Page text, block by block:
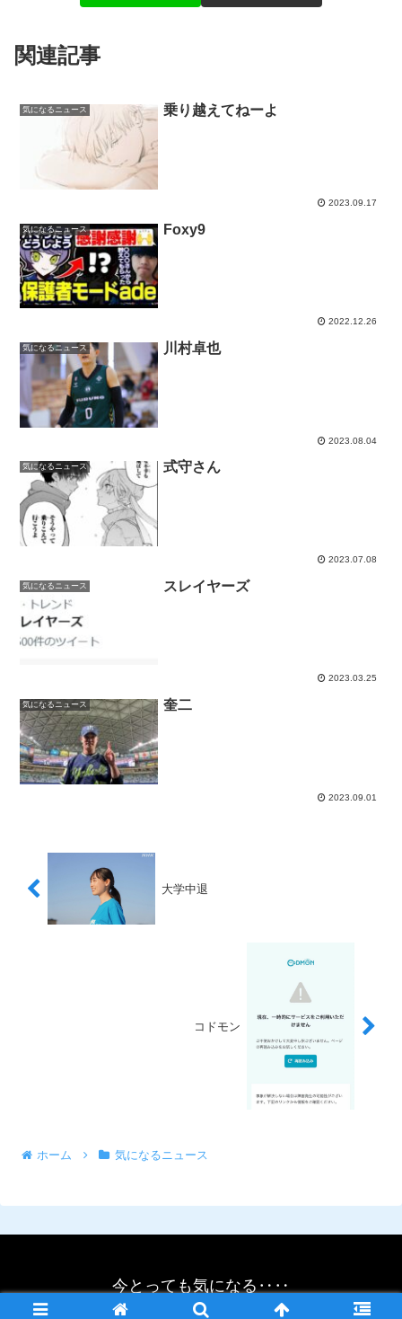
関連記事
気になるニュース 乗り越えてねーよ
2023.09.17
気になるニュース Foxy9
2022.12.26
気になるニュース 川村卓也
2023.08.04
気になるニュース 式守さん
2023.07.08
気になるニュース スレイヤーズ
2023.03.25
気になるニュース 奎二
2023.09.01
大学中退
コドモン
ホーム 気になるニュース
今とっても気になる‥‥
© 2021 今とっても気になる‥‥.